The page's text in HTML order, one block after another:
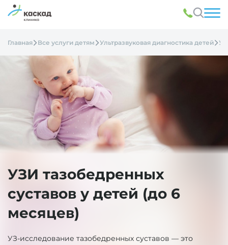
Главная Все услуги детям Ультразвуковая диагностика детей
УЗИ тазобедренных
суставов у детей (до 6
месяцев)
УЗ-исследование тазобедренных суставов — это